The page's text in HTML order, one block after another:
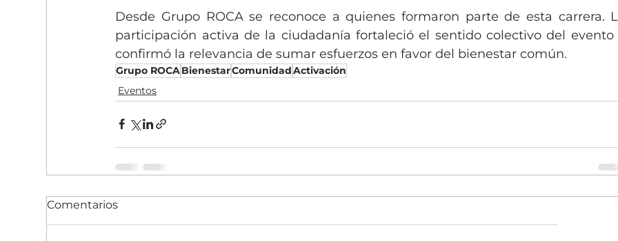
Desde Grupo ROCA se reconoce a quienes formaron parte de esta carrera.
participación activa de la ciudadanía fortaleció el sentido colectivo del evento
confirmó la relevancia de sumar esfuerzos en favor del bienestar común.
Grupo ROCABienestarComunidadActivación
Eventos
Comentarios